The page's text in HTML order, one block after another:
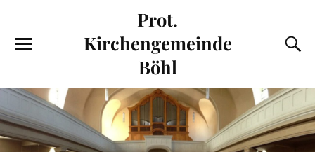
Prot.
Kirchengemeinde
Böhl